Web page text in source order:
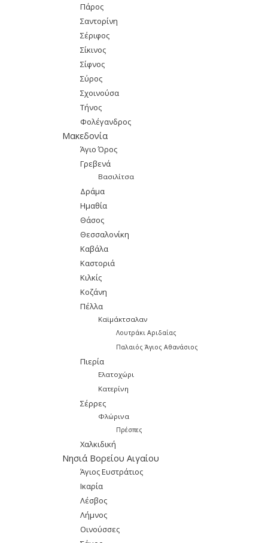
Πάρος
Σαντορίνη
Σέριφος
Σίκινος
Σίφνος
Σύρος
Σχοινούσα
Τήνος
Φολέγανδρος
Μακεδονία
Άγιο Όρος
Γρεβενά
Βασιλίτσα
Δράμα
Ημαθία
Θάσος
Θεσσαλονίκη
Καβάλα
Καστοριά
Κιλκίς
Κοζάνη
Πέλλα
Καϊμάκτσαλαν
Λουτράκι Αριδαίας
Παλαιός Άγιος Αθανάσιος
Πιερία
Ελατοχώρι
Κατερίνη
Σέρρες
Φλώρινα
Πρέσπες
Χαλκιδική
Νησιά Βορείου Αιγαίου
Άγιος Ευστράτιος
Ικαρία
Λέσβος
Λήμνος
Οινούσσες